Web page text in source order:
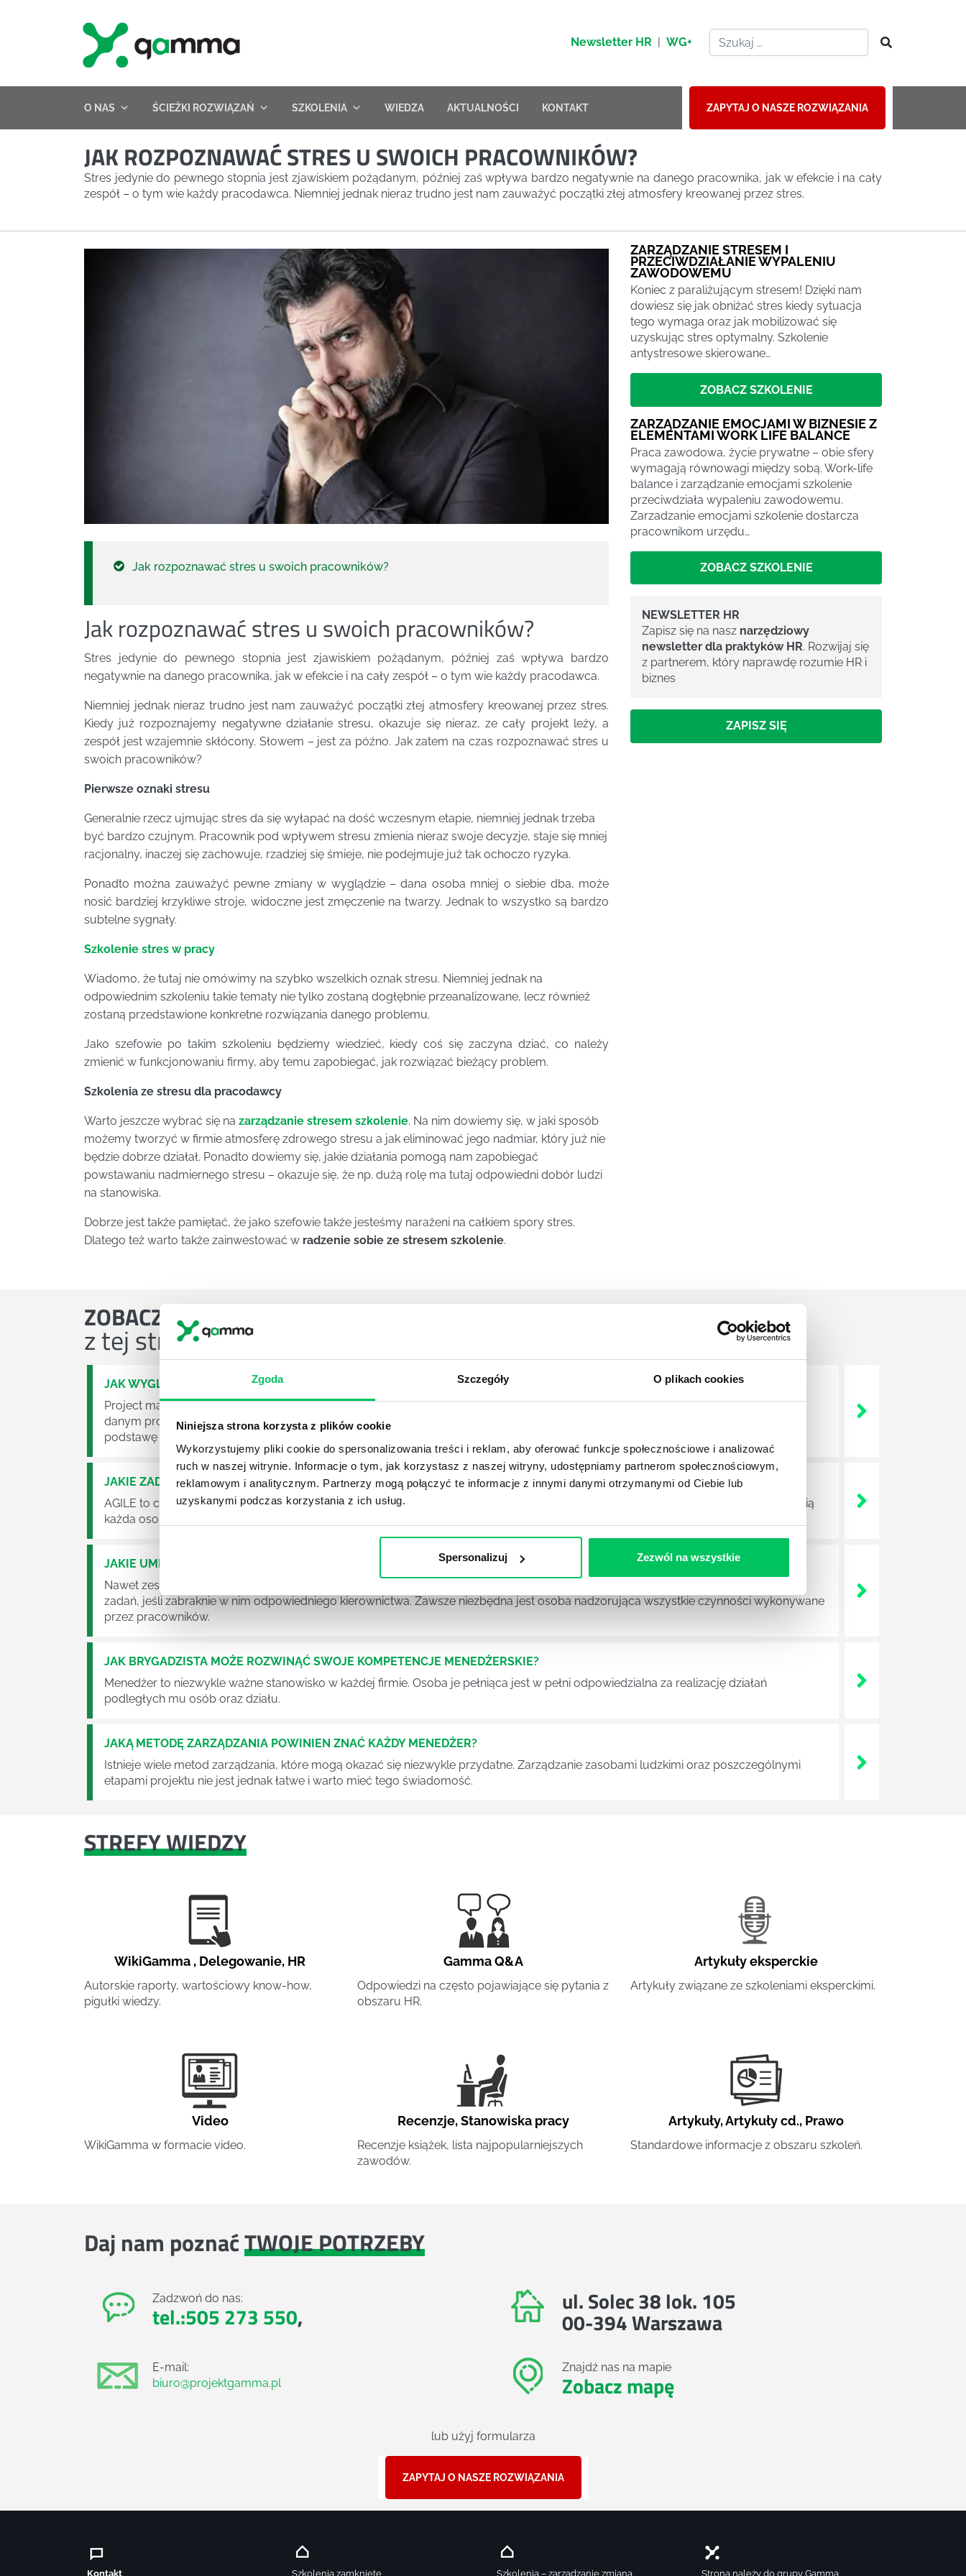
Zgoda Szczegóły O plikach cookies
Niniejsza strona korzysta z plików cookie
Wykorzystujemy pliki cookie do spersonalizowania treści i reklam, aby oferować funkcje społecznościowe i analizować
ruch w naszej witrynie. Informacje o tym, jak korzystasz z naszej witryny, udostępniamy partnerom społecznościowym,
reklamowym i analitycznym. Partnerzy mogą połączyć te informacje z innymi danymi otrzymanymi od Ciebie lub
uzyskanymi podczas korzystania z ich usług.
Spersonalizuj Zezwól na wszystkie
Newsletter HR | WG+
O NAS ŚCIEŻKI ROZWIĄZAŃ SZKOLENIA WIEDZA AKTUALNOŚCI KONTAKT ZAPYTAJ O NASZE ROZWIĄZANIA
JAK ROZPOZNAWAĆ STRES U SWOICH PRACOWNIKÓW?
Stres jedynie do pewnego stopnia jest zjawiskiem pożądanym, później zaś wpływa bardzo negatywnie na danego pracownika, jak w efekcie i na cały
zespół – o tym wie każdy pracodawca. Niemniej jednak nieraz trudno jest nam zauważyć początki złej atmosfery kreowanej przez stres.
Jak rozpoznawać stres u swoich pracowników?
Jak rozpoznawać stres u swoich pracowników?
Stres jedynie do pewnego stopnia jest zjawiskiem pożądanym, później zaś wpływa bardzo
negatywnie na danego pracownika, jak w efekcie i na cały zespół – o tym wie każdy pracodawca.
Niemniej jednak nieraz trudno jest nam zauważyć początki złej atmosfery kreowanej przez stres.
Kiedy już rozpoznajemy negatywne działanie stresu, okazuje się nieraz, ze cały projekt leży, a
zespół jest wzajemnie skłócony. Słowem – jest za późno. Jak zatem na czas rozpoznawać stres u
swoich pracowników?
Pierwsze oznaki stresu
Generalnie rzecz ujmując stres da się wyłapać na dość wczesnym etapie, niemniej jednak trzeba
być bardzo czujnym. Pracownik pod wpływem stresu zmienia nieraz swoje decyzje, staje się mniej
racjonalny, inaczej się zachowuje, rzadziej się śmieje, nie podejmuje już tak ochoczo ryzyka.
Ponadto można zauważyć pewne zmiany w wyglądzie – dana osoba mniej o siebie dba, może
nosić bardziej krzykliwe stroje, widoczne jest zmęczenie na twarzy. Jednak to wszystko są bardzo
subtelne sygnały.
Szkolenie stres w pracy
Wiadomo, że tutaj nie omówimy na szybko wszelkich oznak stresu. Niemniej jednak na
odpowiednim szkoleniu takie tematy nie tylko zostaną dogłębnie przeanalizowane, lecz również
zostaną przedstawione konkretne rozwiązania danego problemu.
Jako szefowie po takim szkoleniu będziemy wiedzieć, kiedy coś się zaczyna dziać, co należy
zmienić w funkcjonowaniu firmy, aby temu zapobiegać, jak rozwiązać bieżący problem.
Szkolenia ze stresu dla pracodawcy
Warto jeszcze wybrać się na zarządzanie stresem szkolenie. Na nim dowiemy się, w jaki sposób
możemy tworzyć w firmie atmosferę zdrowego stresu a jak eliminować jego nadmiar, który już nie
będzie dobrze działał. Ponadto dowiemy się, jakie działania pomogą nam zapobiegać
powstawaniu nadmiernego stresu – okazuje się, że np. dużą rolę ma tutaj odpowiedni dobór ludzi
na stanowiska.
Dobrze jest także pamiętać, że jako szefowie także jesteśmy narażeni na całkiem spory stres.
Dlatego też warto także zainwestować w radzenie sobie ze stresem szkolenie.
ZARZĄDZANIE STRESEM I
PRZECIWDZIAŁANIE WYPALENIU
ZAWODOWEMU
Koniec z paraliżującym stresem! Dzięki nam
dowiesz się jak obniżać stres kiedy sytuacja
tego wymaga oraz jak mobilizować się
uzyskując stres optymalny. Szkolenie
antystresowe skierowane…
ZOBACZ SZKOLENIE
ZARZĄDZANIE EMOCJAMI W BIZNESIE Z
ELEMENTAMI WORK LIFE BALANCE
Praca zawodowa, życie prywatne – obie sfery
wymagają równowagi między sobą. Work-life
balance i zarządzanie emocjami szkolenie
przeciwdziała wypaleniu zawodowemu.
Zarzadzanie emocjami szkolenie dostarcza
pracownikom urzędu…
ZOBACZ SZKOLENIE
NEWSLETTER HR
Zapisz się na nasz narzędziowy
newsletter dla praktyków HR. Rozwijaj się
z partnerem, który naprawdę rozumie HR i
biznes
ZAPISZ SIĘ
ZOBACZ OSTATNIE ARTYKUŁY
z tej strefy wiedzy
JAK WYGLĄDA PRACA ZESPOŁÓW PROJEKTOWYCH W ZWINNEJ METODYCE?
Project management (czyli zarządzanie projektami) to szereg czynności mających na celu zrealizowanie wszystkich związanych z
danym projektem założeń. Zajmują się nim osoby wchodzące w skład specjalnych zespołów projektowych, a ich praca stanowi
podstawę działalności wielu przedsiębiorstw.
JAKIE ZADANIA MUSZĄ ZREALIZOWAĆ PRACOWNICY ZESPOŁU PROJEKTOWEGO?
AGILE to coraz popularniejsze w każdej większej (i mniejszej) firmie pojęcie związane z realizacją projektów biznesowych. Z pewnością
każda osoba zatrudniona w takim miejscu choć raz się z nim spotkała.
JAKIE UMIEJĘTNOŚCI MENEDŻERSKIE POWINIEN MIEĆ BRYGADZISTA?
Nawet zespół złożony z doskonale wykształconych i kompetentnych pracowników nie będzie w stanie sprawnie realizować swoich
zadań, jeśli zabraknie w nim odpowiedniego kierownictwa. Zawsze niezbędna jest osoba nadzorująca wszystkie czynności wykonywane
przez pracowników.
JAK BRYGADZISTA MOŻE ROZWINĄĆ SWOJE KOMPETENCJE MENEDŻERSKIE?
Menedżer to niezwykle ważne stanowisko w każdej firmie. Osoba je pełniąca jest w pełni odpowiedzialna za realizację działań
podległych mu osób oraz działu.
JAKĄ METODĘ ZARZĄDZANIA POWINIEN ZNAĆ KAŻDY MENEDŻER?
Istnieje wiele metod zarządzania, które mogą okazać się niezwykle przydatne. Zarządzanie zasobami ludzkimi oraz poszczególnymi
etapami projektu nie jest jednak łatwe i warto mieć tego świadomość.
STREFY WIEDZY
WikiGamma , Delegowanie, HR
Autorskie raporty, wartościowy know-how,
pigułki wiedzy.
Gamma Q&A
Odpowiedzi na często pojawiające się pytania z
obszaru HR.
Artykuły eksperckie
Artykuły związane ze szkoleniami eksperckimi.
Video
WikiGamma w formacie video.
Recenzje,Stanowiska pracy
Recenzje książek, lista najpopularniejszych
zawodów.
Artykuły,Artykuły cd., Prawo
Standardowe informacje z obszaru szkoleń.
Daj nam poznaćTWOJE POTRZEBY
Zadzwoń do nas:
tel.:505 273 550,
E-mail:
biuro@projektgamma.pl
ul. Solec 38 lok. 105
00-394 Warszawa
Znajdź nas na mapie
Zobacz mapę
lub użyj formularza
ZAPYTAJ O NASZE ROZWIĄZANIA
Kontakt Szkolenia zamknięte Szkolenia – zarządzanie zmianą Strona należy do grupy Gamma